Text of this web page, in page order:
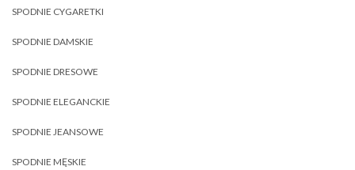
SPODNIE CYGARETKI
SPODNIE DAMSKIE
SPODNIE DRESOWE
SPODNIE ELEGANCKIE
SPODNIE JEANSOWE
SPODNIE MĘSKIE